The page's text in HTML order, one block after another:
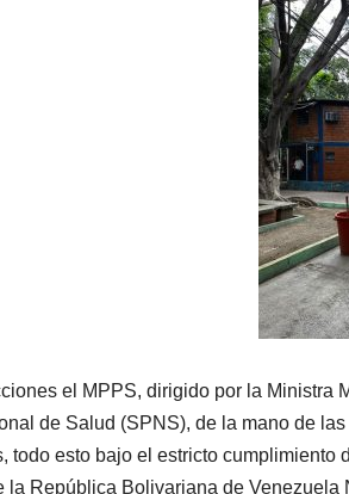
el MPPS, dirigido por la Ministra
de Salud (SPNS), de la mano de
todo esto bajo el estricto cumplimiento
la República Bolivariana de Venezuela